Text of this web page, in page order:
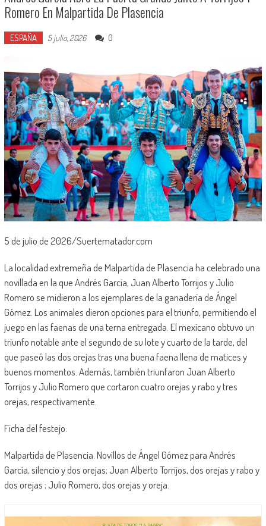
Romero En Malpartida De Plasencia
ESPAÑA 5 julio, 2026 0
5 de julio de 2026/Suertematador.com
La localidad extremeña de Malpartida de Plasencia ha celebrado una
novillada en la que Andrés García, Juan Alberto Torrijos y Julio
Romero se midieron a los ejemplares de la ganadería de Ángel
Gómez. Los animales dieron opciones para el triunfo, permitiendo el
juego en las faenas de una terna entregada. El mexicano obtuvo un
triunfo notable ante el segundo de su lote y cuarto de la tarde, del
que paseó las dos orejas tras una buena faena llena de matices y
buenos momentos. Además, también triunfaron Juan Alberto
Torrijos y Julio Romero que cortaron cuatro orejas y rabo y tres
orejas, respectivamente.
Ficha del festejo:
Malpartida de Plasencia. Novillos de Ángel Gómez para Andrés
García, silencio y dos orejas; Juan Alberto Torrijos, dos orejas y rabo y
dos orejas ; Julio Romero, dos orejas y oreja.